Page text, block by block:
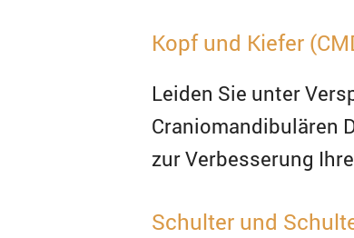
Kopf und Kiefer
Leiden Sie unter
Craniomandibulären
zur Verbesserung
Schulter und